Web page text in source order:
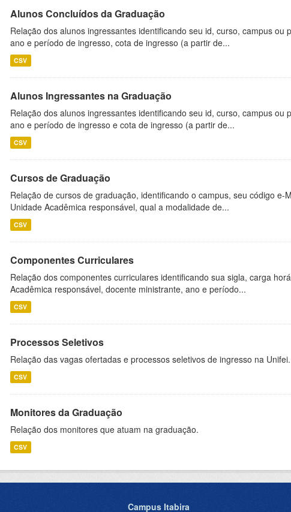
Alunos Concluídos da Graduação
Relação dos alunos ingressantes identificando seu id, curso, campus
ano e período de ingresso, cota de ingresso (a partir de...
CSV
Alunos Ingressantes na Graduação
Relação dos alunos ingressantes identificando seu id, curso, campus
ano e período de ingresso e cota de ingresso (a partir de...
CSV
Cursos de Graduação
Relação de cursos de graduação, identificando o campus, seu código
Unidade Acadêmica responsável, qual a modalidade de...
CSV
Componentes Curriculares
Relação dos componentes curriculares identificando sua sigla, carga
Acadêmica responsável, docente ministrante, ano e período...
CSV
Processos Seletivos
Relação das vagas ofertadas e processos seletivos de ingresso na Unifei.
CSV
Monitores da Graduação
Relação dos monitores que atuam na graduação.
CSV
Campus Itabira